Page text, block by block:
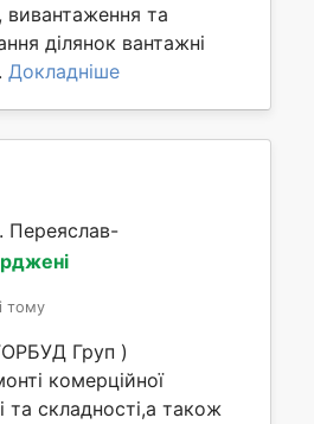
вивантаження та
ділянок вантажні
Докладніше
Переяслав-
тому
Груп )
комерційної
та складності,а також